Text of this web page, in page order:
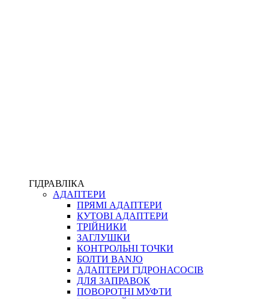
ФІТИНГИ ДІАГНОСТИЧНІ
АКСЕСУАРИ
ТРУБКИ ТА КОМПЛЕКТУЮЧІ
ФІТИНГИ ГІДРАВЛІЧНІ
ФІТИНГИ КОНДИЦІОНЕРНІ
ЗАХИСТ РУКАВІВ
ФІТИНГИ KARCHER
ФІТИНГИ НА ПІДЙОМ КАБІНИ
КОНЕКТОРИ
ГІДРАВЛІКА
АДАПТЕРИ
ПРЯМІ АДАПТЕРИ
КУТОВІ АДАПТЕРИ
ТРІЙНИКИ
ЗАГЛУШКИ
КОНТРОЛЬНІ ТОЧКИ
БОЛТИ BANJO
АДАПТЕРИ ГІДРОНАСОСІВ
ДЛЯ ЗАПРАВОК
ПОВОРОТНІ МУФТИ